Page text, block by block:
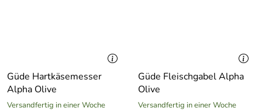
Güde Hartkäsemesser
Alpha Olive
Versandfertig in einer Woche
Güde Fleischgabel Alpha
Olive
Versandfertig in einer Woche